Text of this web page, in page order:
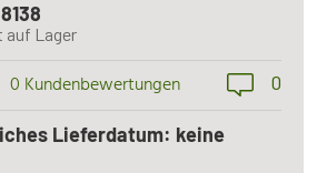
Lager
0 Kundenbewertungen 0
Lieferdatum: keine